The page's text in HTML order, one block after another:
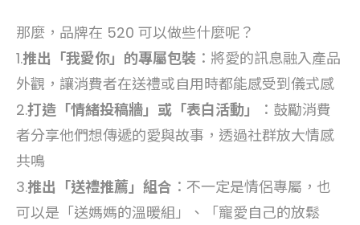
那麼，品牌在 520 可以做些什麼呢？
1.推出「我愛你」的專屬包裝 ：將愛的訊息融入產品
外觀，讓消費者在送禮或自用時都能感受到儀式感
2.打造「情緒投稿牆」或「表白活動」
：鼓勵消費
者分享他們想傳遞的愛與故事，透過社群放大情感
共鳴
3.推出「送禮推薦」組合 ：不一定是情侶專屬，也
可以是「送媽媽的溫暖組」、「寵愛自己的放鬆